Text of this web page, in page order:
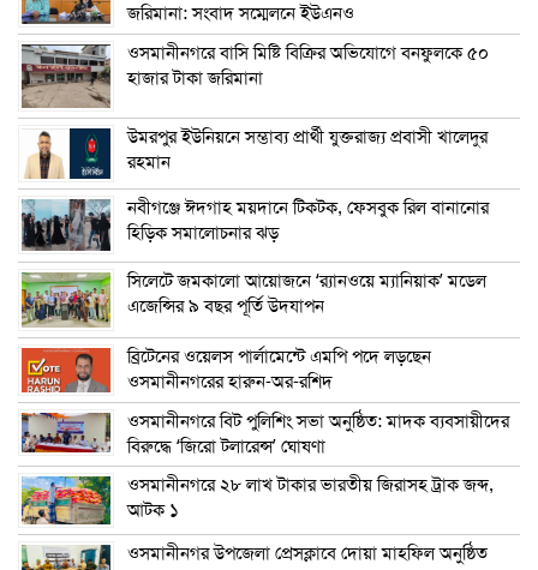
জরিমানা: সংবাদ সম্মেলনে ইউএনও
ওসমানীনগরে বাসি মিষ্টি বিক্রির অভিযোগে বনফুলকে ৫০
হাজার টাকা জরিমানা
উমরপুর ইউনিয়নে সম্ভাব্য প্রার্থী যুক্তরাজ্য প্রবাসী খালেদুর
রহমান
নবীগঞ্জে ঈদগাহ ময়দানে টিকটক, ফেসবুক রিল বানানোর
হিড়িক সমালোচনার ঝড়
সিলেটে জমকালো আয়োজনে ‘র‍্যানওয়ে ম্যানিয়াক’ মডেল
এজেন্সির ৯ বছর পূর্তি উদযাপন
ব্রিটেনের ওয়েলস পার্লামেন্টে এমপি পদে লড়ছেন
ওসমানীনগরের হারুন-অর-রশিদ
ওসমানীনগরে বিট পুলিশিং সভা অনুষ্ঠিত: মাদক ব্যবসায়ীদের
বিরুদ্ধে ‘জিরো টলারেন্স’ ঘোষণা
ওসমানীনগরে ২৮ লাখ টাকার ভারতীয় জিরাসহ ট্রাক জব্দ,
আটক ১
ওসমানীনগর উপজেলা প্রেসক্লাবে দোয়া মাহফিল অনুষ্ঠিত